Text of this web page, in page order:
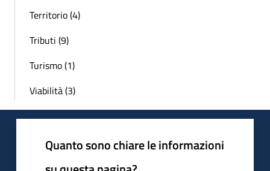
Territorio (4)
Tributi (9)
Turismo (1)
Viabilità (3)
Quanto sono chiare le informazioni